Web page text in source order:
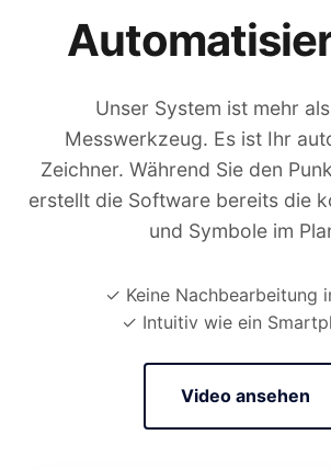
Unser System ist mehr
Messwerkzeug. Es ist Ihr
Zeichner. Während Sie den
erstellt die Software bereits die
und Symbole im
✓ Keine Nachbearbeitung
✓ Intuitiv wie ein
Video ansehen